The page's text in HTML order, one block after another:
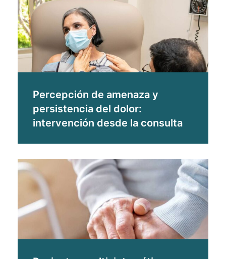
Percepción de amenaza y
persistencia del dolor:
intervención desde la consulta